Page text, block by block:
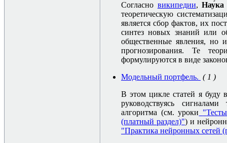
Согласно википедии,Нау́ка
теоретическую
является сбор фактов, их
синтез новых знаний или
общественные явления, но
прогнозирования. Те
формулируются в виде
Модельный портфель. ( 1 )
В этом цикле статей я буду
руководствуясь
алгоритма (см. уроки "
(платный раздел)")и
"Практика нейронных сетей